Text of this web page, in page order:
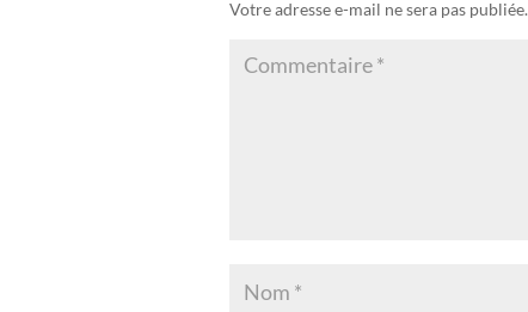
Votre adresse e-mail ne sera pas publiée.